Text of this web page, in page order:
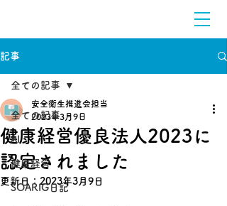
記事
全ての記事
AI
健康経営
SOARIG日記
全ての記事
健康経営優良法人2023に
認定されました
安全衛生推進会担当
2023年3月9日
更新日：2023年3月9日